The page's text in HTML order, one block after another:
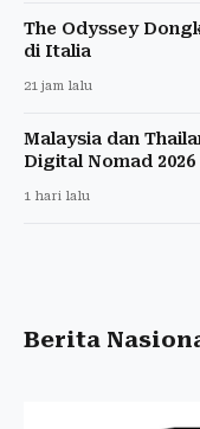
The Odyssey
di Italia
21 jam lalu
Malaysia dan
Digital Nomad 2026
1 hari lalu
Berita